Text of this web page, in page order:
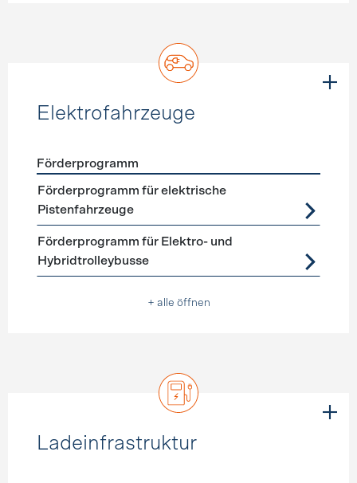
Elektrofahrzeuge
Förderprogramme Elektrofahrzeuge
Förderprogramm
Förderprogramm für elektrische
Pistenfahrzeuge
Förderprogramm für Elektro- und
Hybridtrolleybusse
+ alle öffnen
Ladeinfrastruktur